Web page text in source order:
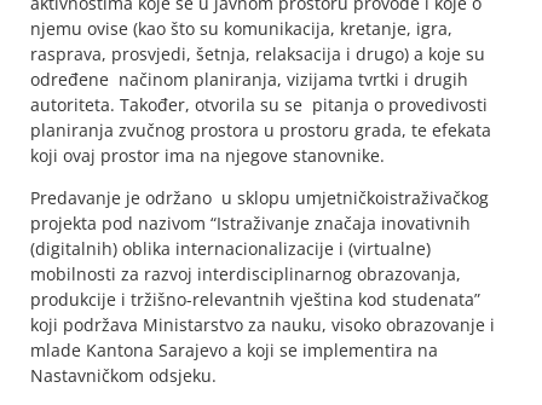
njemu ovise (kao što su komunikacija, kretanje, igra,
rasprava, prosvjedi, šetnja, relaksacija i drugo) a koje su
određene načinom planiranja, vizijama tvrtki i drugih
autoriteta. Također, otvorila su se pitanja o provedivosti
planiranja zvučnog prostora u prostoru grada, te efekata
koji ovaj prostor ima na njegove stanovnike.
Predavanje je održano u sklopu umjetničkoistraživačkog
projekta pod nazivom “Istraživanje značaja inovativnih
(digitalnih) oblika internacionalizacije i (virtualne)
mobilnosti za razvoj interdisciplinarnog obrazovanja,
produkcije i tržišno-relevantnih vještina kod studenata”
koji podržava Ministarstvo za nauku, visoko obrazovanje i
mlade Kantona Sarajevo a koji se implementira na
Nastavničkom odsjeku.